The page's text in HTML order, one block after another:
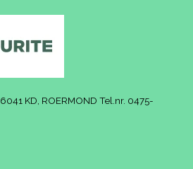
KD, ROERMOND Tel.nr. 0475-